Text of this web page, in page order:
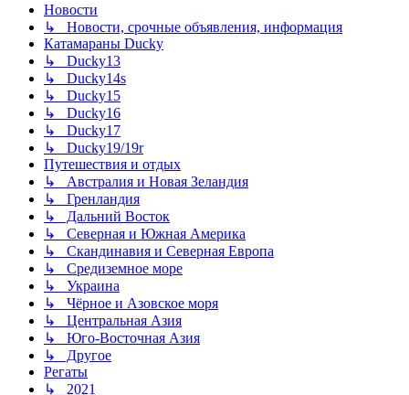
Новости
↳ Новости, срочные объявления, информация
Катамараны Ducky
↳ Ducky13
↳ Ducky14s
↳ Ducky15
↳ Ducky16
↳ Ducky17
↳ Ducky19/19r
Путешествия и отдых
↳ Австралия и Новая Зеландия
↳ Гренландия
↳ Дальний Восток
↳ Северная и Южная Америка
↳ Скандинавия и Северная Европа
↳ Средиземное море
↳ Украина
↳ Чёрное и Азовское моря
↳ Центральная Азия
↳ Юго-Восточная Азия
↳ Другое
Регаты
↳ 2021